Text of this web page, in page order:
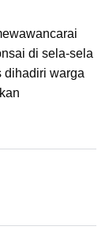
di sela-sela
dihadiri warga